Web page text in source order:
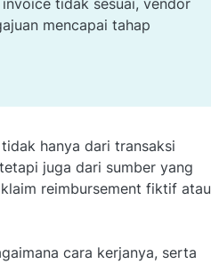
tidak sesuai, vendor
mencapai tahap
hanya dari transaksi
juga dari sumber yang
reimbursement fiktif atau
cara kerjanya, serta